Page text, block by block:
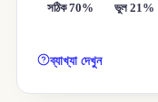
সঠিক 70% ভুল 21%
ব্যাখ্যা দেখুন